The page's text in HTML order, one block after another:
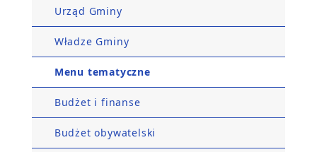
Urząd Gminy
Władze Gminy
Menu tematyczne
Budżet i finanse
Budżet obywatelski